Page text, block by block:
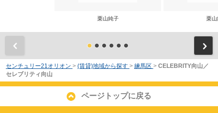
栗山純子 栗山
センチュリー21オリオン > (賃貸)地域から探す > 練馬区 > CELEBRITY向山／
セレブリティ向山
ページトップに戻る